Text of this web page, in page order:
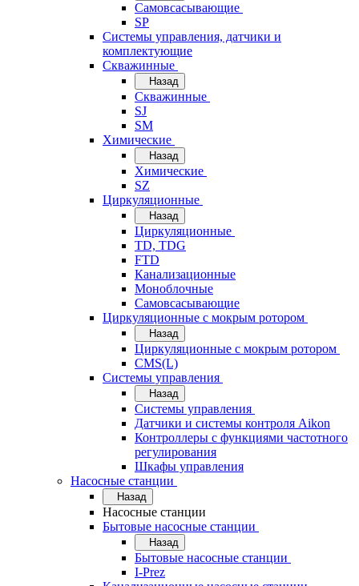
Самовсасывающие
SP
Системы управления, датчики и
комплектующие
Скважинные
Назад
Скважинные
SJ
SM
Химические
Назад
Химические
SZ
Циркуляционные
Назад
Циркуляционные
TD, TDG
FTD
Канализационные
Моноблочные
Самовсасывающие
Циркуляционные с мокрым ротором
Назад
Циркуляционные с мокрым ротором
CMS(L)
Системы управления
Назад
Системы управления
Датчики и системы контроля Aikon
Контроллеры с функциями частотного
регулирования
Шкафы управления
Насосные станции
Назад
Насосные станции
Бытовые насосные станции
Назад
Бытовые насосные станции
I-Prez